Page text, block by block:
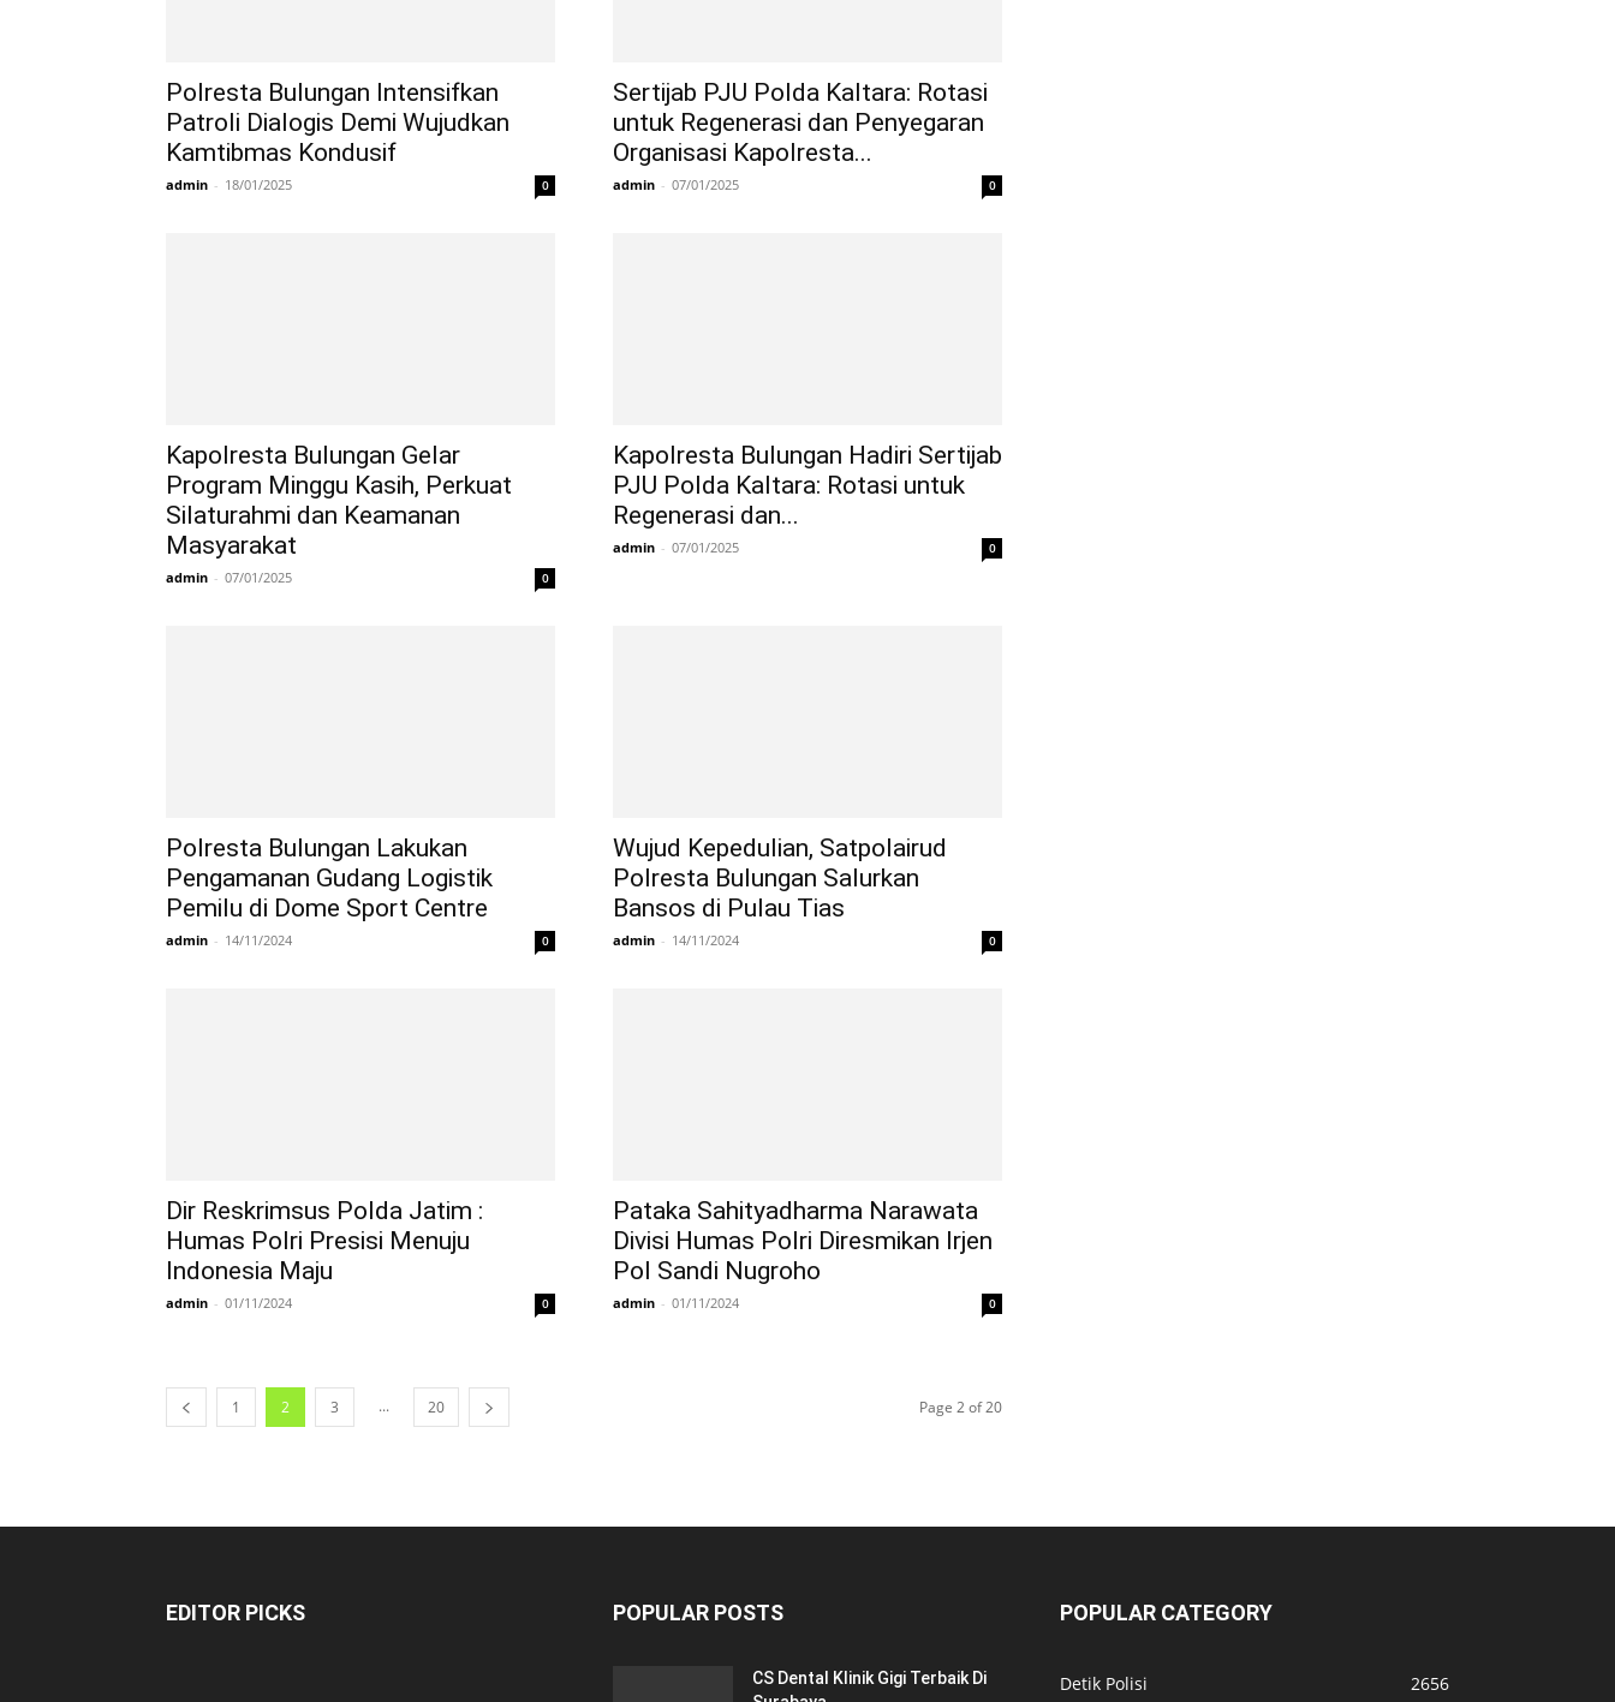
Polresta Bulungan Intensifkan
Patroli Dialogis Demi Wujudkan
Kamtibmas Kondusif
admin - 18/01/2025 0
Sertijab PJU Polda Kaltara: Rotasi
untuk Regenerasi dan Penyegaran
Organisasi Kapolresta...
admin - 07/01/2025 0
Kapolresta Bulungan Gelar
Program Minggu Kasih, Perkuat
Silaturahmi dan Keamanan
Masyarakat
admin - 07/01/2025 0
Kapolresta Bulungan Hadiri Sertijab
PJU Polda Kaltara: Rotasi untuk
Regenerasi dan...
admin - 07/01/2025 0
Polresta Bulungan Lakukan
Pengamanan Gudang Logistik
Pemilu di Dome Sport Centre
admin - 14/11/2024 0
Wujud Kepedulian, Satpolairud
Polresta Bulungan Salurkan
Bansos di Pulau Tias
admin - 14/11/2024 0
Dir Reskrimsus Polda Jatim :
Humas Polri Presisi Menuju
Indonesia Maju
admin - 01/11/2024 0
Pataka Sahityadharma Narawata
Divisi Humas Polri Diresmikan Irjen
Pol Sandi Nugroho
admin - 01/11/2024 0
1 2 3 ... 20 Page 2 of 20
EDITOR PICKS POPULAR POSTS
CS Dental Klinik Gigi Terbaik Di
POPULAR CATEGORY
Detik Polisi 2656